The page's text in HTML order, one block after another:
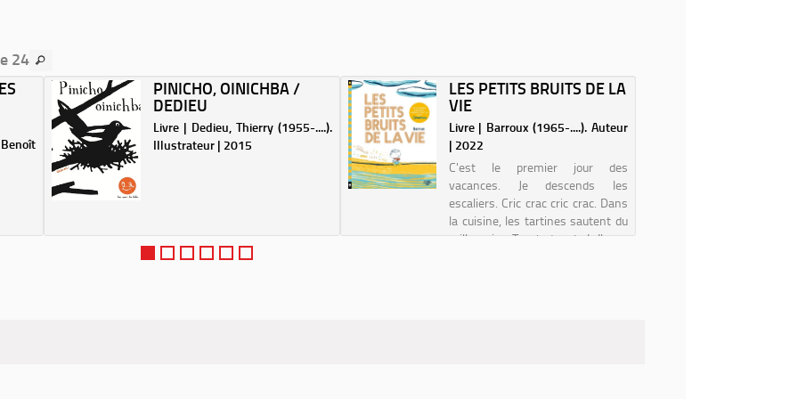
24
PINICHO, OINICHBA /
DEDIEU
Livre | Dedieu, Thierry (1955-....).
Illustrateur | 2015
LES PETITS BRUITS DE LA
VIE
Livre | Barroux (1965-....). Auteur
| 2022
C'est le premier jour des
vacances. Je descends les
escaliers. Cric crac cric crac. Dans
la cuisine, les tartines sautent du
grille-pain. Tcnak tcnak ! Il me